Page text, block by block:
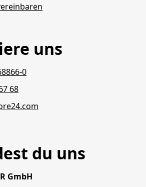
uns
0
68
du uns
GmbH